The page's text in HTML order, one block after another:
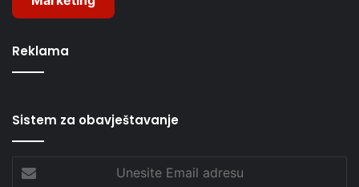
Reklama
Sistem za obavještavanje
Unesite
Email